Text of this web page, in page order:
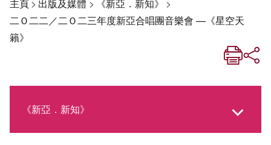
主頁> 出版及媒體 > 《新亞．新知》 >
二Ｏ二二／二Ｏ二三年度新亞合唱團音樂會 —《星空天
籟》
《新亞．新知》